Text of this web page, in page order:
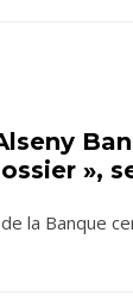
»,
la Banque